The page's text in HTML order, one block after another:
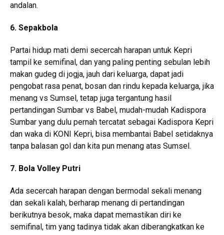
andalan.
6. Sepakbola
Partai hidup mati demi secercah harapan untuk Kepri
tampil ke semifinal, dan yang paling penting sebulan lebih
makan gudeg di jogja, jauh dari keluarga, dapat jadi
pengobat rasa penat, bosan dan rindu kepada keluarga, jika
menang vs Sumsel, tetap juga tergantung hasil
pertandingan Sumbar vs Babel, mudah-mudah Kadispora
Sumbar yang dulu pernah tercatat sebagai Kadispora Kepri
dan waka di KONI Kepri, bisa membantai Babel setidaknya
tanpa balasan gol dan kita pun menang atas Sumsel.
7. Bola Volley Putri
Ada secercah harapan dengan bermodal sekali menang
dan sekali kalah, berharap menang di pertandingan
berikutnya besok, maka dapat memastikan diri ke
semifinal, tim yang tadinya tidak akan diberangkatkan ke